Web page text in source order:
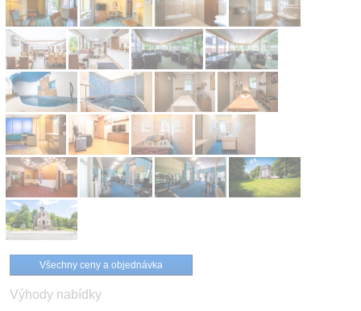
Všechny ceny a objednávka
Výhody nabídky